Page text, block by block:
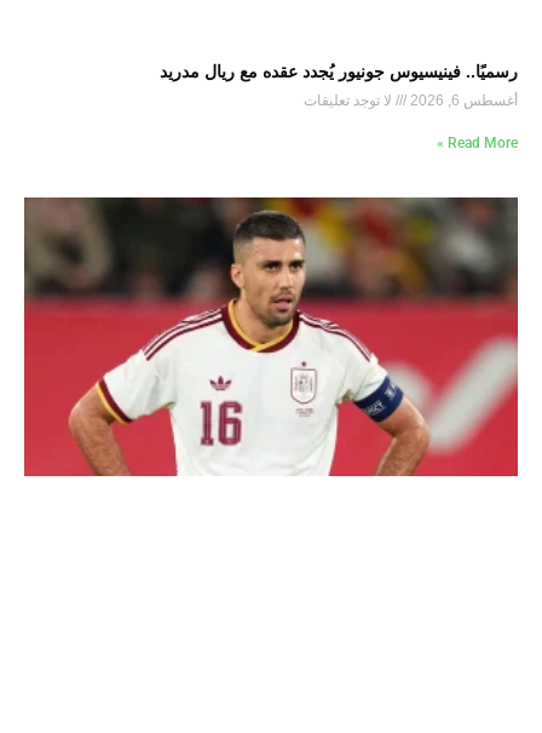
رسميًا.. فينيسيوس جونيور يُجدد عقده مع ريال مدريد
أغسطس 6, 2026 لا توجد تعليقات
Read More »